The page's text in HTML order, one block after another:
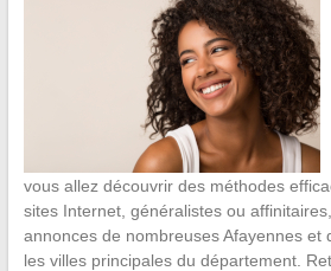
vous allez découvrir des méthodes
sites Internet, généralistes ou
annonces de nombreuses Afayennes et
les villes principales du département.